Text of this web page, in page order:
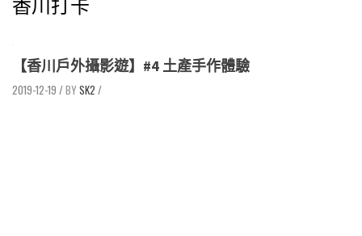
【香川戶外攝影遊】#4 土產手作體驗
2019-12-19 / SK2 /